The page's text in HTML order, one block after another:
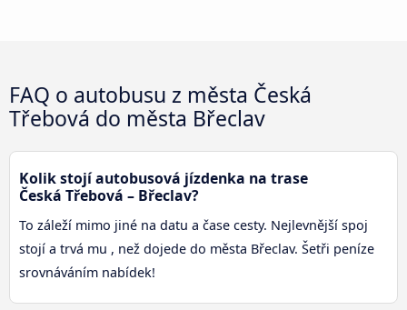
FAQ o autobusu z města Česká
Třebová do města Břeclav
Kolik stojí autobusová jízdenka na trase
Česká Třebová – Břeclav?
To záleží mimo jiné na datu a čase cesty. Nejlevnější spoj
stojí a trvá mu , než dojede do města Břeclav. Šetři peníze
srovnáváním nabídek!